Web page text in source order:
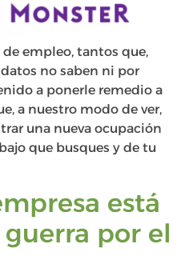
empleo, tantos que,
no saben ni por
a ponerle remedio a
a nuestro modo de ver,
una nueva ocupación
que busques y de tu
está
por el